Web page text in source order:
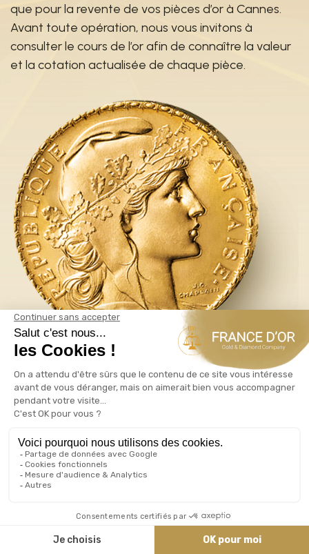
que pour la revente de vos pièces d’or à Cannes.
Avant toute opération, nous vous invitons à
consulter le cours de l’or afin de connaître la valeur
et la cotation actualisée de chaque pièce.
PIÈCES OR ET LINGOTS OR
INVESTIR DANS L'OR
Investissez dans l'or physique : l'Or,valeur
intemporelle 📈. Découvrez notre